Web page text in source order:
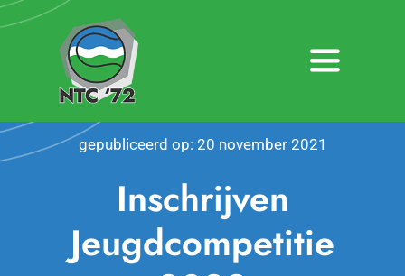
Ga
naar
Toggle
Home
Over NTC ’72
gepubliceerd op: 20 november 2021
Inschrijven
Jeugdcompetitie